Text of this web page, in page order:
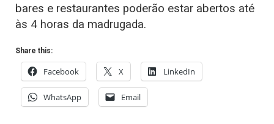
bares e restaurantes poderão estar abertos até
às 4 horas da madrugada.
Share this:
Facebook X LinkedIn
WhatsApp Email